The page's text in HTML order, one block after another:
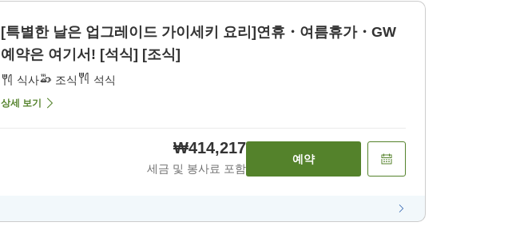
[특별한 날은 업그레이드 가이세키 요리]연휴・여름휴가・GW
예약은 여기서! [석식] [조식]
식사 조식 석식
상세 보기
₩414,217
세금 및 봉사료 포함
예약